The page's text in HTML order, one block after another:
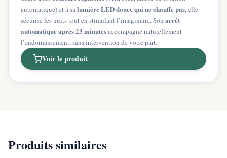
automatique) et à salumière LED douce qui ne chauffe pas, elle
sécurise les nuits tout en stimulant l’imaginaire. Son arrêt
automatique après 23 minutesaccompagne naturellement
l’endormissement, sans intervention de votre part.
Voir le produit
Produits similaires